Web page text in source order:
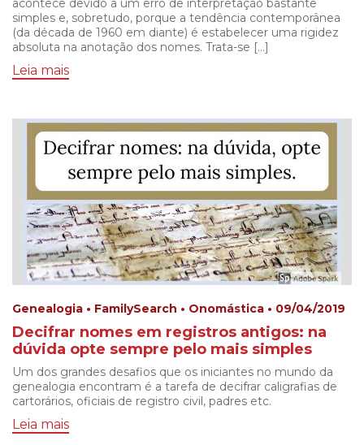
acontece devido a um erro de interpretação bastante
simples e, sobretudo, porque a tendência contemporânea
(da década de 1960 em diante) é estabelecer uma rigidez
absoluta na anotação dos nomes. Trata-se […]
Leia mais
Genealogia • FamilySearch • Onomástica • 09/04/2019
Decifrar nomes em registros antigos: na
dúvida opte sempre pelo mais simples
Um dos grandes desafios que os iniciantes no mundo da
genealogia encontram é a tarefa de decifrar caligrafias de
cartorários, oficiais de registro civil, padres etc.
Leia mais